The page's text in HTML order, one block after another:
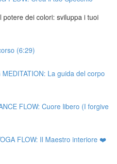
potere dei colori: sviluppa i tuoi
(6:29)
La guida del corpo
FLOW: Cuore libero (I forgive
FLOW: Il Maestro interiore ❤️